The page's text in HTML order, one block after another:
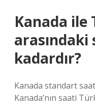
Kanada ile
arasındaki
kadardır?
Kanada standart
Kanada’nın saati